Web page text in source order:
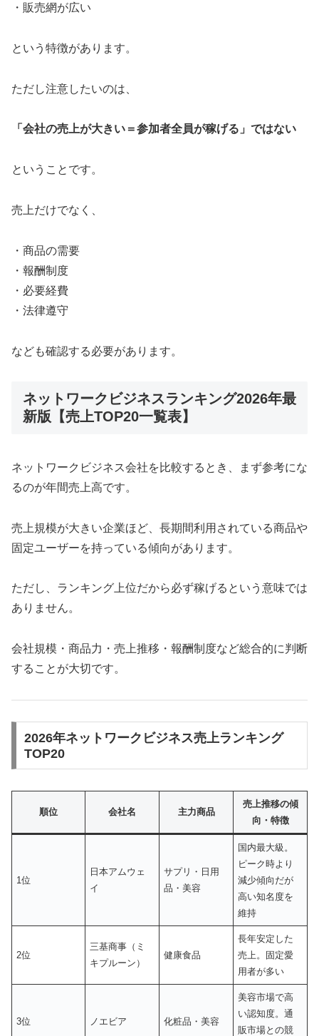
・販売網が広い
という特徴があります。
ただし注意したいのは、
「会社の売上が大きい＝参加者全員が稼げる」ではない
ということです。
売上だけでなく、
・商品の需要
・報酬制度
・必要経費
・法律遵守
なども確認する必要があります。
ネットワークビジネスランキング2026年最
新版【売上TOP20一覧表】
ネットワークビジネス会社を比較するとき、まず参考にな
るのが年間売上高です。
売上規模が大きい企業ほど、長期間利用されている商品や
固定ユーザーを持っている傾向があります。
ただし、ランキング上位だから必ず稼げるという意味では
ありません。
会社規模・商品力・売上推移・報酬制度など総合的に判断
することが大切です。
2026年ネットワークビジネス売上ランキング
TOP20
順位 会社名 主力商品
売上推移の傾
向・特徴
1位
日本アムウェ
イ
サプリ・日用
品・美容
国内最大級。
ピーク時より
減少傾向だが
高い知名度を
維持
2位
三基商事（ミ
キプルーン）
健康食品
長年安定した
売上。固定愛
用者が多い
3位 ノエビア 化粧品・美容
美容市場で高
い認知度。通
販市場との競